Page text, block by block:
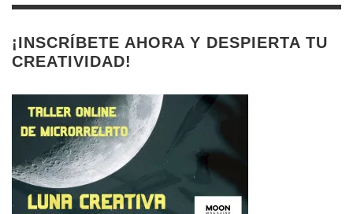
¡INSCRÍBETE AHORA Y DESPIERTA TU
CREATIVIDAD!